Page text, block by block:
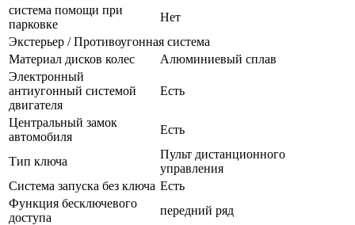
система помощи при
парковке
Нет
Экстерьер / Противоугонная система
Материал дисков колес
Алюминиевый сплав
Электронный
антиугонный системой
двигателя
Есть
Центральный замок
автомобиля
Есть
Тип ключа
Пульт дистанционного
управления
Система запуска без ключа Есть
Функция бесключевого
доступа
передний ряд